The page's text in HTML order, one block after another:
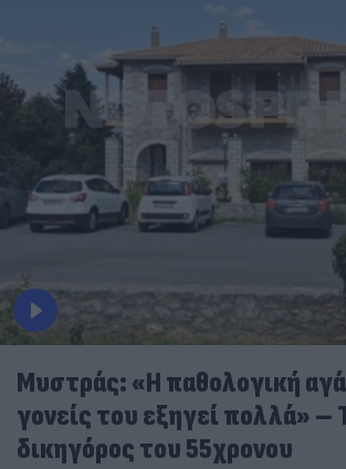
Μυστράς: «Η παθολογική
γονείς του εξηγεί πολλά» –
δικηγόρος του 55χρονου